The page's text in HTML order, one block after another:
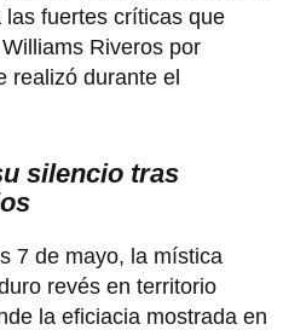
fuertes críticas que
Riveros por
realizó durante el
silencio tras
7 de mayo, la mística
revés en territorio
la eficiacia mostrada en